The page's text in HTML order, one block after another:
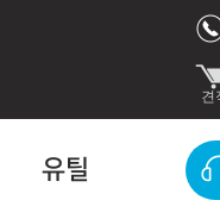
유틸